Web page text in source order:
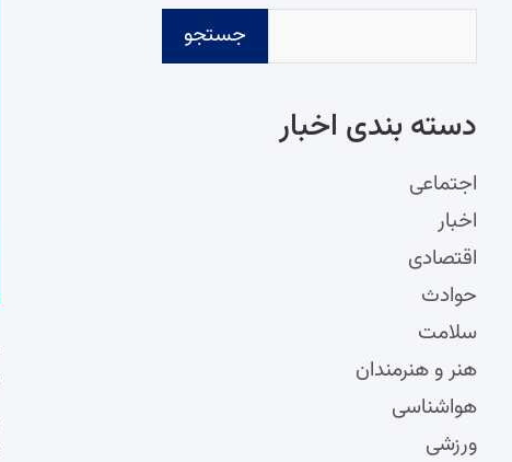
جستجو
دسته‌ بندی اخبار
اجتماعی
اخبار
اقتصادی
حوادث
سلامت
هنر و هنرمندان
هواشناسی
ورزشی